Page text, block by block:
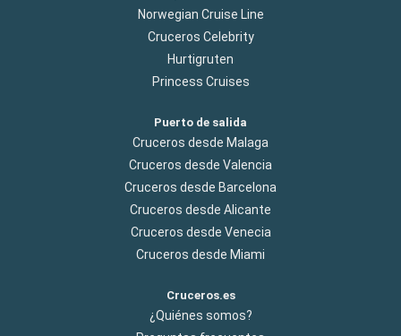
Norwegian Cruise Line
Cruceros Celebrity
Hurtigruten
Princess Cruises
Puerto de salida
Cruceros desde Malaga
Cruceros desde Valencia
Cruceros desde Barcelona
Cruceros desde Alicante
Cruceros desde Venecia
Cruceros desde Miami
Cruceros.es
¿Quiénes somos?